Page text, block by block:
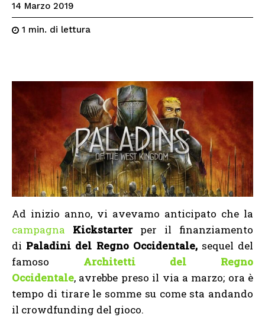
14 Marzo 2019
1 min. di lettura
Ad inizio anno, vi avevamo anticipato che la
campagna
Kickstarter per il finanziamento
di Paladini del Regno Occidentale, sequel del
famoso Architetti del Regno
Occidentale, avrebbe preso il via a marzo; ora è
tempo di tirare le somme su come sta andando
il crowdfunding del gioco.